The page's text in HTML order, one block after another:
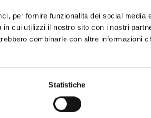
per fornire funzionalità dei social media
cui utilizzi il nostro sito con i nostri
combinarle con altre informazioni
Statistiche